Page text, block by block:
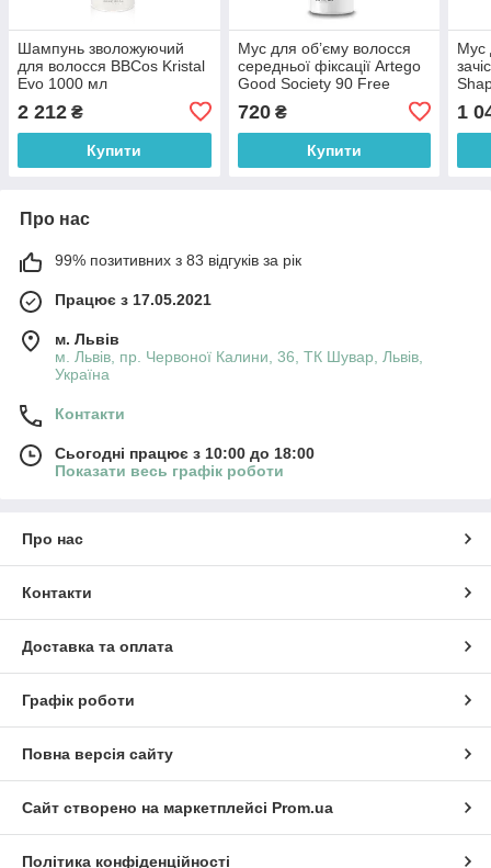
Шампунь зволожуючий
для волосся BBCos Kristal
Evo 1000 мл
2 212 ₴
Купити
Мус для об’єму волосся
середньої фіксації Artego
Good Society 90 Free
Shape Modelling Mousse
250 мл
720₴
Купити
Мус
1
Про нас
99% позитивних з 83 відгуків за рік
Працює з 17.05.2021
м. Львів
м. Львів, пр. Червоної Калини, 36, ТК Шувар, Львів,
Україна
Контакти
Сьогодні працює з 10:00 до 18:00
Показати весь графік роботи
Про нас
Контакти
Доставка та оплата
Графік роботи
Повна версія сайту
Сайт створено на маркетплейсі Prom.ua
Політика конфіденційності